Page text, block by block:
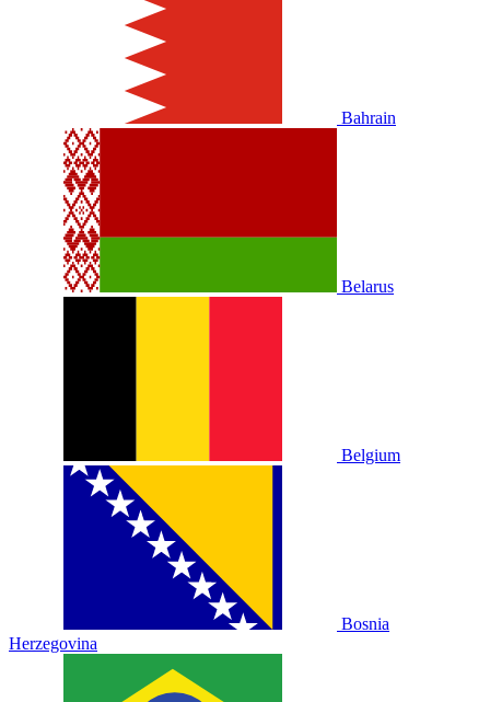
Bahrain
Belarus
Belgium
Bosnia
Herzegovina